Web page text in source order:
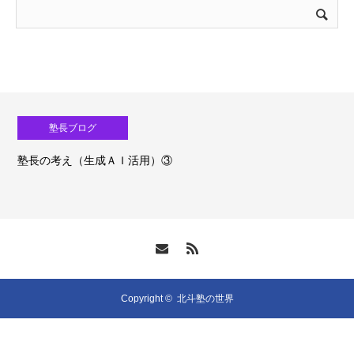
塾長ブログ
塾長の考え（生成ＡＩ活用）③
Copyright © 北斗塾の世界